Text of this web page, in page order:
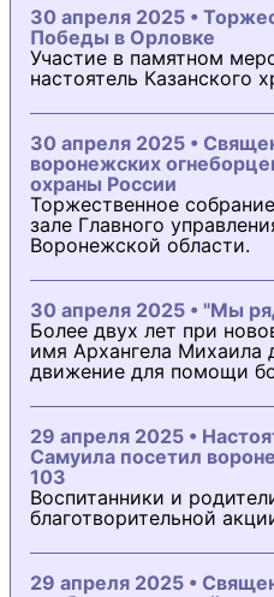
30 апреля 2025 •
Победы в Орловке
Участие в памятном
настоятель Казанского
30 апреля 2025 •
воронежских
охраны России
Торжественное
зале Главного
Воронежской области.
30 апреля 2025 • "Мы
Более двух лет при
имя Архангела Михаила
движение для помощи
29 апреля 2025 •
Самуила посетил
103
Воспитанники и
благотворительной
29 апреля 2025 •